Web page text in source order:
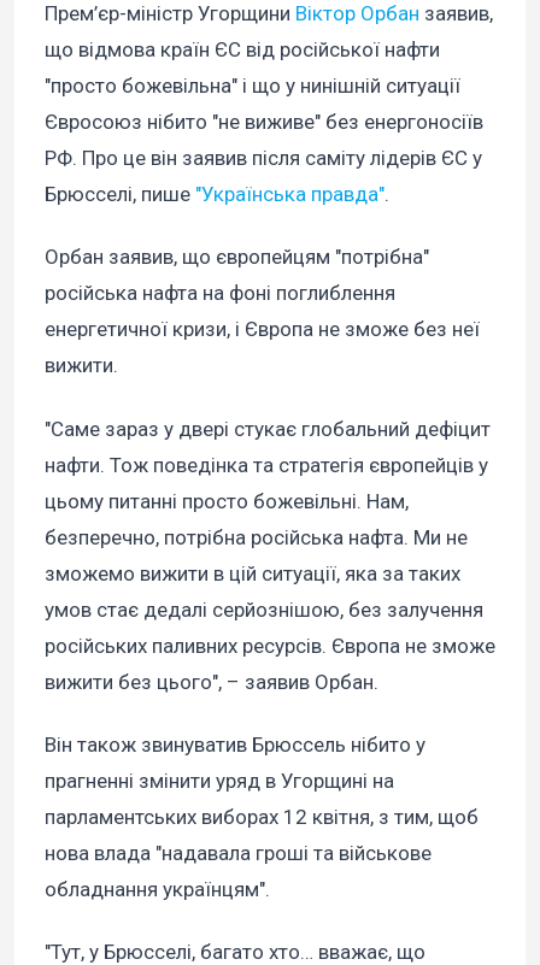
Прем’єр-міністр Угорщини Віктор Орбан заявив,
що відмова країн ЄС від російської нафти
"просто божевільна" і що у нинішній ситуації
Євросоюз нібито "не виживе" без енергоносіїв
РФ. Про це він заявив після саміту лідерів ЄС у
Брюсселі, пише "Українська правда".
Орбан заявив, що європейцям "потрібна"
російська нафта на фоні поглиблення
енергетичної кризи, і Європа не зможе без неї
вижити.
"Саме зараз у двері стукає глобальний дефіцит
нафти. Тож поведінка та стратегія європейців у
цьому питанні просто божевільні. Нам,
безперечно, потрібна російська нафта. Ми не
зможемо вижити в цій ситуації, яка за таких
умов стає дедалі серйознішою, без залучення
російських паливних ресурсів. Європа не зможе
вижити без цього", – заявив Орбан.
Він також звинуватив Брюссель нібито у
прагненні змінити уряд в Угорщині на
парламентських виборах 12 квітня, з тим, щоб
нова влада "надавала гроші та військове
обладнання українцям".
"Тут, у Брюсселі, багато хто… вважає, що